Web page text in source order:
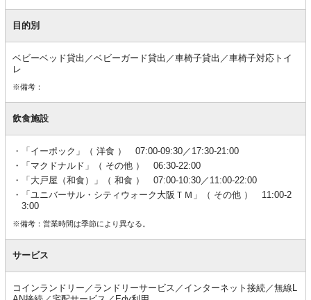
目的別
ベビーベッド貸出／ベビーガード貸出／車椅子貸出／車椅子対応トイ
レ
※備考：
飲食施設
「イーポック」（ 洋食 ） 07:00-09:30／17:30-21:00
「マクドナルド」（ その他 ） 06:30-22:00
「大戸屋（和食）」（ 和食 ） 07:00-10:30／11:00-22:00
「ユニバーサル・シティウォーク大阪ＴＭ」（ その他 ） 11:00-2
3:00
※備考：営業時間は季節により異なる。
サービス
コインランドリー／ランドリーサービス／インターネット接続／無線L